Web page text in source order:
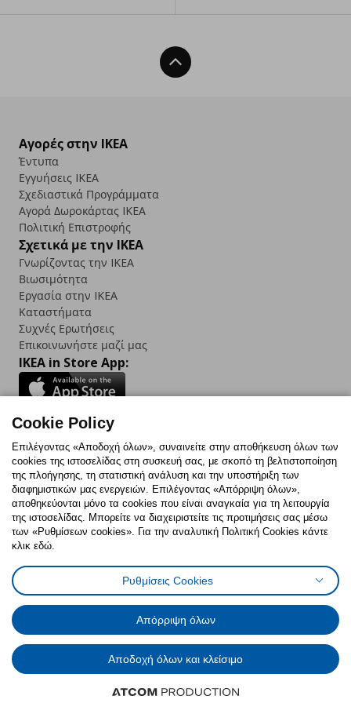
Back To Top
Αγορές στην IKEA
Έντυπα
Εγγυήσεις IKEA
Σχεδιαστικά Προγράμματα
Αγορά Δωρoκάρτας IKEA
Πολιτική Επιστροφής
Σχετικά με την IKEA
Γνωρίζοντας την IKEA
Βιωσιμότητα
Εργασία στην IKEA
Καταστήματα
Συχνές Ερωτήσεις
Επικοινωνήστε μαζί μας
IKEA in Store App:
Follow us:
FacebookInstagram
TikTokYoutubePinterestTwitter
Πολιτική CookiesΔήλωση ψηφιακής προσβασιμότητας
Ρυθμίσεις cookiesΌροι Χρήσης
Γενική Πολιτική Προσωπικών Δεδομένων
Πολιτική Προσωπικών Δεδομένων για ΙΚΕΑ.gr
Κώδικας Καταναλωτικής Δεοντολογίας
© Inter-IKEA Systems B.V. 1999 - 2025
Cookie Policy
Επιλέγοντας «Αποδοχή όλων», συναινείτε στην αποθήκευση όλων των
cookies της ιστοσελίδας στη συσκευή σας, με σκοπό τη βελτιστοποίηση
της πλοήγησης, τη στατιστική ανάλυση και την υποστήριξη των
διαφημιστικών μας ενεργειών. Επιλέγοντας «Απόρριψη όλων»,
αποθηκεύονται μόνο τα cookies που είναι αναγκαία για τη λειτουργία
της ιστοσελίδας. Μπορείτε να διαχειριστείτε τις προτιμήσεις σας μέσω
των «Ρυθμίσεων cookies». Για την αναλυτική Πολιτική Cookies κάντε
κλικ εδώ.
Ρυθμίσεις Cookies
Απόρριψη όλων
Αποδοχή όλων και κλείσιμο